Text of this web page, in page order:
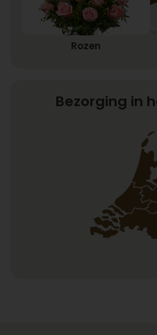
Rozen
Bezorging in